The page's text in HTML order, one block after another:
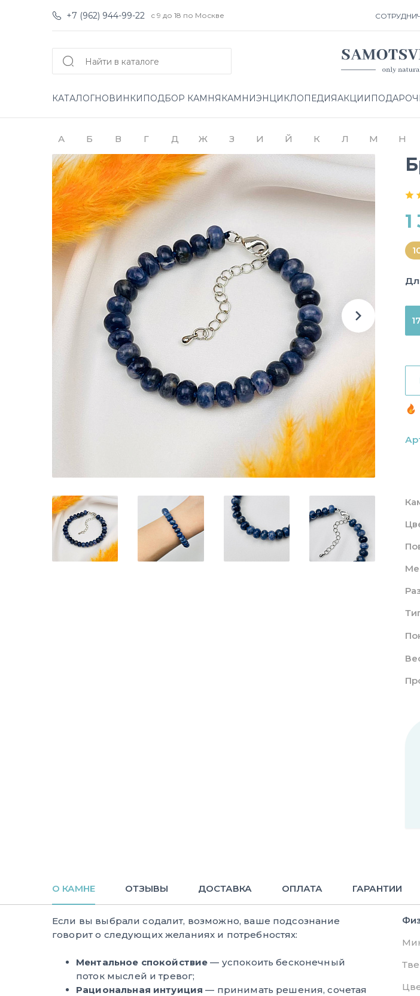
+7 (962) 944-99-22 с 9 до 18 по Москве
КАТАЛОГНОВИНКИ ПОДБОР КАМНЯ КАМНИЭНЦИКЛОПЕДИЯАКЦИИ
А Б В Г Д Ж З И Й К Л М Н
О КАМНЕ ОТЗЫВЫ ДОСТАВКА ОПЛАТА ГАРАНТИИ
Если вы выбрали содалит, возможно, ваше подсознание
говорит о следующих желаниях и потребностях:
Ментальное спокойствие — успокоить бесконечный
поток мыслей и тревог;
Рациональная интуиция — принимать решения, сочетая